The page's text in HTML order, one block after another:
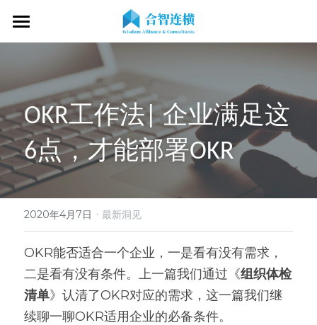
首页
关于我们
关于我们
OKR专家
战略伙伴
客户见证
专业服务
OKR服务体系
OKR系统落地陪跑
OKR战略解码
OKR工作坊/定制培训
OKR教练认证/训战
经营分析会
OKR教练认证
了解COC
OKR证书查询
学习资源
专家视频
专业书籍
在线课程
最新洞见
新闻动态
搜索
现在预约
OKR工作法| 企业满足这
6点，才能部署OKR
2020年4月7日 · 最新洞见
OKR能否适合一个企业，一是看有没有需求，
二是看有没有条件。上一篇我们通过《组织体检
清单》认清了OKR对应的需求，这一篇我们继
续聊一聊OKR适用企业的必备条件。